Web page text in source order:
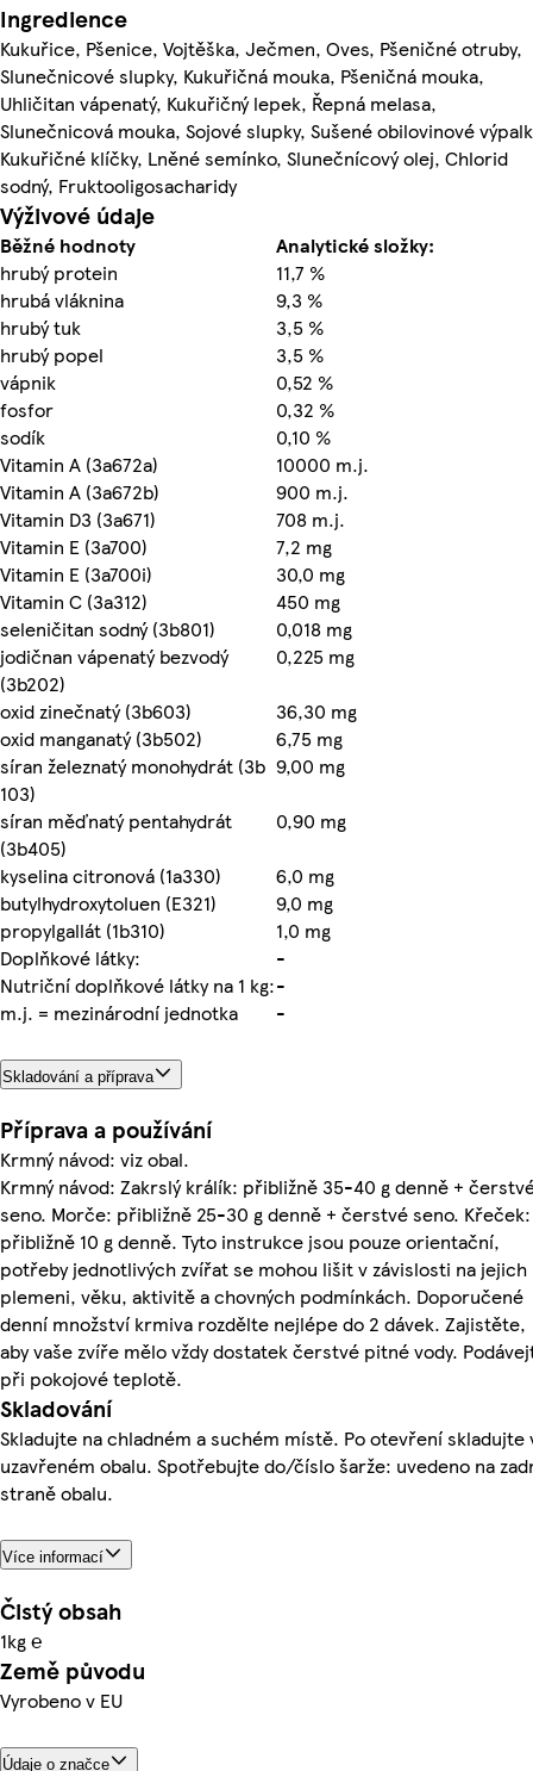
Ingredience
Kukuřice, Pšenice, Vojtěška, Ječmen, Oves, Pšeničné otruby,
Slunečnicové slupky, Kukuřičná mouka, Pšeničná mouka,
Uhličitan vápenatý, Kukuřičný lepek, Řepná melasa,
Slunečnicová mouka, Sojové slupky, Sušené obilovinové
Kukuřičné klíčky, Lněné semínko, Slunečnícový olej, Chlorid
sodný, Fruktooligosacharidy
Výživové údaje
Běžné hodnoty
Analytické složky:
hrubý protein
11,7 %
hrubá vláknina
9,3 %
hrubý tuk
3,5 %
hrubý popel
3,5 %
vápnik
0,52 %
fosfor
0,32 %
sodík
0,10 %
Vitamin A (3a672a)
10000 m.j.
Vitamin A (3a672b)
900 m.j.
Vitamin D3 (3a671)
708 m.j.
Vitamin E (3a700)
7,2 mg
Vitamin E (3a700i)
30,0 mg
Vitamin C (3a312)
450 mg
seleničitan sodný (3b801)
0,018 mg
jodičnan vápenatý bezvodý
(3b202)
0,225 mg
oxid zinečnatý (3b603)
36,30 mg
oxid manganatý (3b502)
6,75 mg
síran železnatý monohydrát (3b
103)
9,00 mg
síran měďnatý pentahydrát
(3b405)
0,90 mg
kyselina citronová (1a330)
6,0 mg
butylhydroxytoluen (E321)
9,0 mg
propylgallát (1b310)
1,0 mg
Doplňkové látky:
-
Nutriční doplňkové látky na 1 kg:-
m.j. = mezinárodní jednotka
-
Skladování a příprava
Příprava a používání
Krmný návod: viz obal.
Krmný návod: Zakrslý králík: přibližně 35-40 g denně +
seno. Morče: přibližně 25-30 g denně + čerstvé seno. Křeček:
přibližně 10 g denně. Tyto instrukce jsou pouze orientační,
potřeby jednotlivých zvířat se mohou lišit v závislosti na jejich
plemeni, věku, aktivitě a chovných podmínkách. Doporučené
denní množství krmiva rozdělte nejlépe do 2 dávek. Zajistěte,
aby vaše zvíře mělo vždy dostatek čerstvé pitné vody.
při pokojové teplotě.
Skladování
Skladujte na chladném a suchém místě. Po otevření skladujte
uzavřeném obalu. Spotřebujte do/číslo šarže: uvedeno na
straně obalu.
Více informací
Čistý obsah
1kg ℮
Země původu
Vyrobeno v EU
Údaje o značce